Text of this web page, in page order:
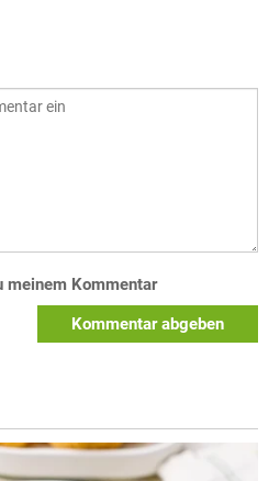
meinem Kommentar
Kommentar abgeben